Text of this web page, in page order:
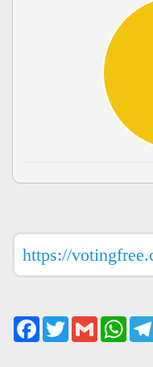
TwitterGmail
WhatsApp